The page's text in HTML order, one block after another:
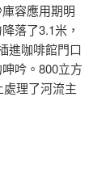
容應用期明
落了3.1米，
進咖啡館門口
吟。800立方
理了河流主